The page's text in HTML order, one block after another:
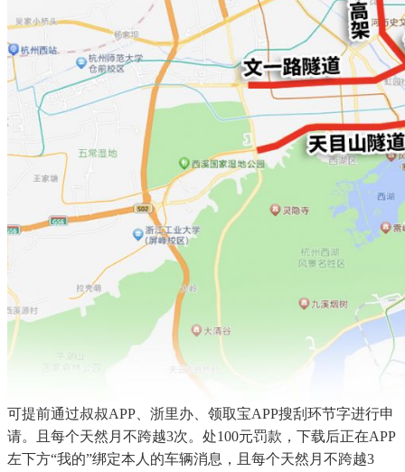
可提前通过叔叔APP、浙里办、领取宝APP搜刮环节字进行申
请。且每个天然月不跨越3次。处100元罚款，下载后正在APP
左下方“我的”绑定本人的车辆消息，且每个天然月不跨越3